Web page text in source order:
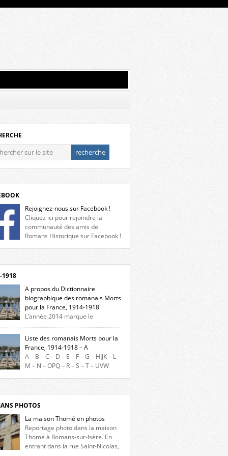
Rejoignez-nous sur Facebook !
Cliquez ici pour rejoindre la
communauté des amis de
Romans Historique sur Facebook !
1918
A propos du Dictionnaire
biographique des romanais Morts
pour la France, 1914-1918
L’année 2014 marque le
du début de la Première Guerre
et ce dictionnaire biographique veut
hommage aux romanais Morts pour la
durant ce conflit. La base de cette
historique est constituée des noms
sur les plaques commémoratives de
de Ville, du lycée du Dauphiné et du lycée
Liste des romanais Morts pour la
France, 1914-1918 – A
A – B – C – D – E – F – G – HIJK – L –
M – N – OPQ – R – S – T – UVW
lettre. Liste des romanais […]
PHOTOS
La maison Thomé en photos
Reportage photo dans la maison
Thomé à Romans-sur-Isère. En
entrant dans la rue Saint-Nicolas,